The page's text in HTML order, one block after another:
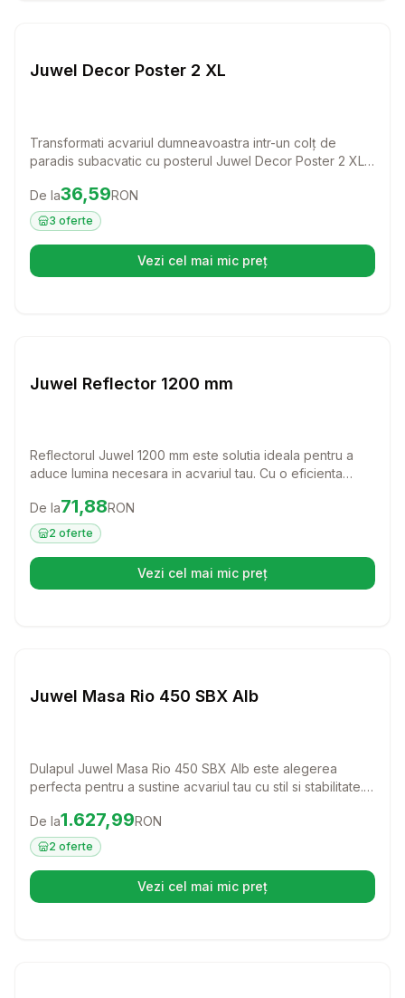
Juwel Decor Poster 2 XL
Transformati acvariul dumneavoastra intr-un colț de
paradis subacvatic cu posterul Juwel Decor Poster 2 XL.
economic va ofera posibilitatea de a schimba atmosfera
acvariului dupa bunul plac.
Preț:36.59 RON
De la36,59RON
3 oferte
Vezi cel mai mic preț(se deschide într-o filă nouă)
Juwel Reflector 1200 mm
Reflectorul Juwel 1200 mm este solutia ideala pentru a
aduce lumina necesara in acvariul tau. Cu o eficienta
iluminare, ajutand atat pestii, cat si plantele sa prospere.
Preț:71.88 RON
De la71,88RON
2 oferte
Vezi cel mai mic preț(se deschide într-o filă nouă)
Juwel Masa Rio 450 SBX Alb
Dulapul Juwel Masa Rio 450 SBX Alb este alegerea
perfecta pentru a sustine acvariul tau cu stil si stabilitate.
dulap va adauga o nota moderna oricarui spatiu din casa
ta, in timp ce ofera un loc sigur pentru toate accesoriile
necesare intretinerii acvariului.
Preț:1627.99 RON
De la1.627,99RON
2 oferte
Vezi cel mai mic preț(se deschide într-o filă nouă)